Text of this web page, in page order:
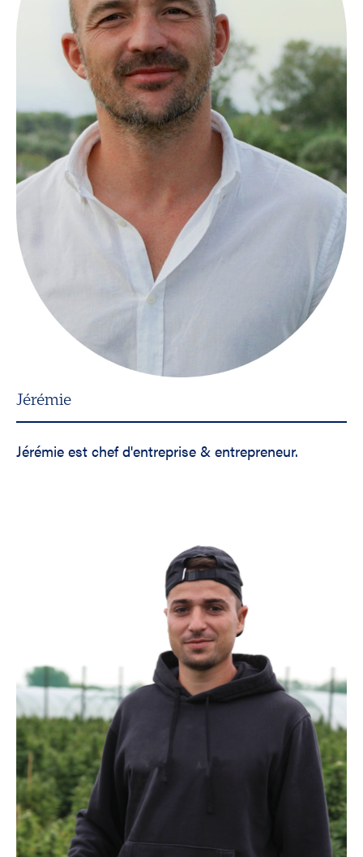
Jérémie
Jérémie est chef d'entreprise & entrepreneur.